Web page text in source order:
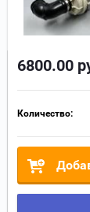
6800.00
Количество: